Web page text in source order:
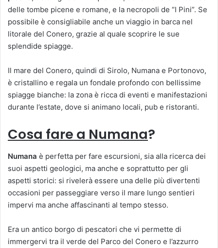
delle tombe picene e romane, e la necropoli de “I Pini”. Se
possibile è consigliabile anche un viaggio in barca nel
litorale del Conero, grazie al quale scoprire le sue
splendide spiagge.
Il mare del Conero, quindi di Sirolo, Numana e Portonovo,
è cristallino e regala un fondale profondo con bellissime
spiagge bianche: la zona è ricca di eventi e manifestazioni
durante l’estate, dove si animano locali, pub e ristoranti.
Cosa fare a Numana?
Numana è perfetta per fare escursioni, sia alla ricerca dei
suoi aspetti geologici, ma anche e soprattutto per gli
aspetti storici: si rivelerà essere una delle più divertenti
occasioni per passeggiare verso il mare lungo sentieri
impervi ma anche affascinanti al tempo stesso.
Era un antico borgo di pescatori che vi permette di
immergervi tra il verde del Parco del Conero e l’azzurro